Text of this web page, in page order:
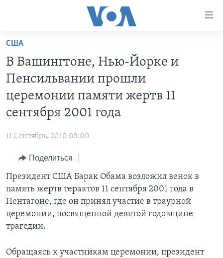
Перейти
основной
контент
основной
Перейти
поиск
НОВОСТИ ЗА МИНУТУ
ПОЧЕМУ ЭТО ВАЖНО?
ДИСКУССИЯ VOA
ДЕТАЛИ
НЬЮ-ЙОРК NEW YORK
АМЕРИКА. БОЛЬШОЕ ПУТЕШЕСТВИЕ
УЧИМ АНГЛИЙСКИЙ
А КАК В АМЕРИКЕ?
АРТЕФАКТЫ
АМЕРИКАНСКИЕ ГОРОДКИ
ЭКСПЕРТИЗА
ФАКТЫ ПРОТИВ ФЕЙКОВ
ЗА СВОБОДУ ПРЕССЫ
УЧИМ АНГЛИЙСКИЙ
ВИДЕО
ПОДПИСКА НА НОВОСТИ
США
В Вашингтоне, Нью-Йорке и
Пенсильвании прошли
церемонии памяти жертв 11
сентября 2001 года
11 Сентябрь, 2010 03:00
Поделиться
Президент США Барак Обама возложил венок в
память жертв терактов 11 сентября 2001 года в
Пентагоне, где он принял участие в траурной
церемонии, посвященной девятой годовщине
трагедии.
Обращаясь к участникам церемонии, президент